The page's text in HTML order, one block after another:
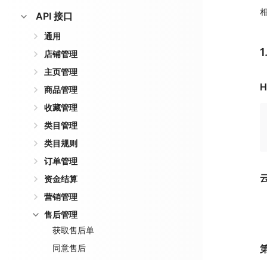
API 接口
通用
店铺管理
主页管理
商品管理
收藏管理
类目管理
类目规则
订单管理
资金结算
营销管理
售后管理
获取售后单
同意售后